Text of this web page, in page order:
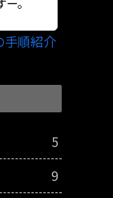
手順紹介
5
9